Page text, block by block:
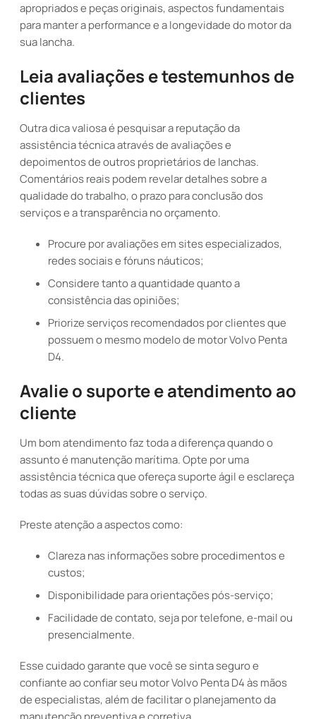
apropriados e peças originais, aspectos fundamentais
para manter a performance e a longevidade do motor da
sua lancha.
Leia avaliações e testemunhos de
clientes
Outra dica valiosa é pesquisar a reputação da
assistência técnica através de avaliações e
depoimentos de outros proprietários de lanchas.
Comentários reais podem revelar detalhes sobre a
qualidade do trabalho, o prazo para conclusão dos
serviços e a transparência no orçamento.
Procure por avaliações em sites especializados,
redes sociais e fóruns náuticos;
Considere tanto a quantidade quanto a
consistência das opiniões;
Priorize serviços recomendados por clientes que
possuem o mesmo modelo de motor Volvo Penta
D4.
Avalie o suporte e atendimento ao
cliente
Um bom atendimento faz toda a diferença quando o
assunto é manutenção marítima. Opte por uma
assistência técnica que ofereça suporte ágil e esclareça
todas as suas dúvidas sobre o serviço.
Preste atenção a aspectos como:
Clareza nas informações sobre procedimentos e
custos;
Disponibilidade para orientações pós-serviço;
Facilidade de contato, seja por telefone, e-mail ou
presencialmente.
Esse cuidado garante que você se sinta seguro e
confiante ao confiar seu motor Volvo Penta D4 às mãos
de especialistas, além de facilitar o planejamento da